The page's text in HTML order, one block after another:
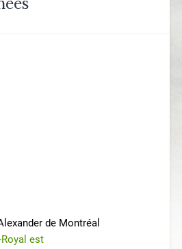
de Montréal
est